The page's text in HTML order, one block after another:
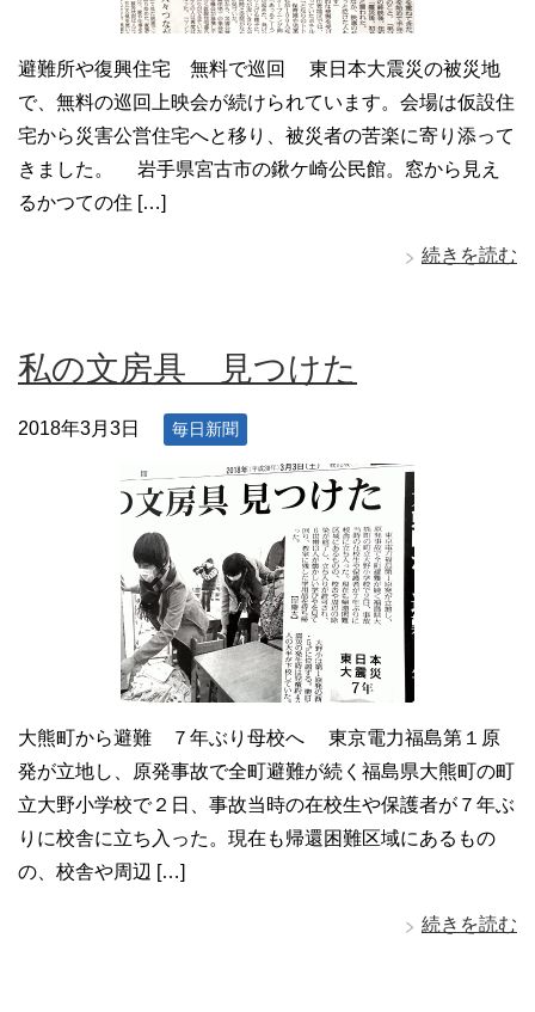
避難所や復興住宅 無料で巡回 東日本大震災の被災地
で、無料の巡回上映会が続けられています。会場は仮設住
宅から災害公営住宅へと移り、被災者の苦楽に寄り添って
きました。 岩手県宮古市の鍬ケ崎公民館。窓から見え
るかつての住 […]
続きを読む
私の文房具 見つけた
2018年3月3日 毎日新聞
大熊町から避難 ７年ぶり母校へ 東京電力福島第１原
発が立地し、原発事故で全町避難が続く福島県大熊町の町
立大野小学校で２日、事故当時の在校生や保護者が７年ぶ
りに校舎に立ち入った。現在も帰還困難区域にあるもの
の、校舎や周辺 […]
続きを読む